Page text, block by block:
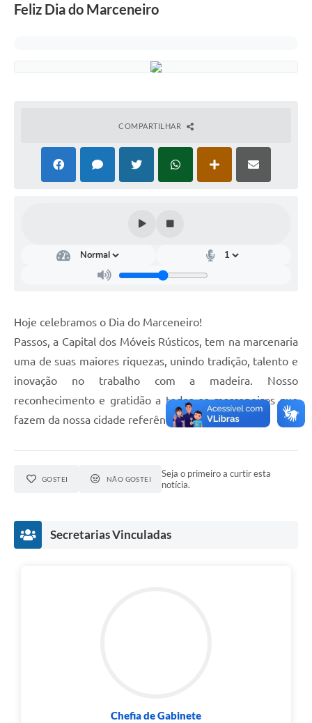
Feliz Dia do Marceneiro
COMPARTILHAR
Hoje celebramos o Dia do Marceneiro!
Passos, a Capital dos Móveis Rústicos, tem na marcenaria
uma de suas maiores riquezas, unindo tradição, talento e
inovação no trabalho com a madeira. Nosso
reconhecimento e gratidão a todos os marceneiros que
fazem da nossa cidade referência no setor!
GOSTEI NÃO GOSTEI
Seja o primeiro a curtir esta
notícia.
Secretarias Vinculadas
Chefia de Gabinete